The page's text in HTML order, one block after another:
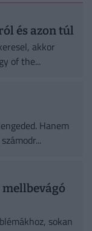
és azon túl
akkor
of the...
Hanem
mellbevágó
sokan